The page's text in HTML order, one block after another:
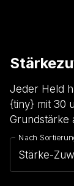
Jeder Held
{tiny} mit 30
Grundstärke
Nach
Stärke-